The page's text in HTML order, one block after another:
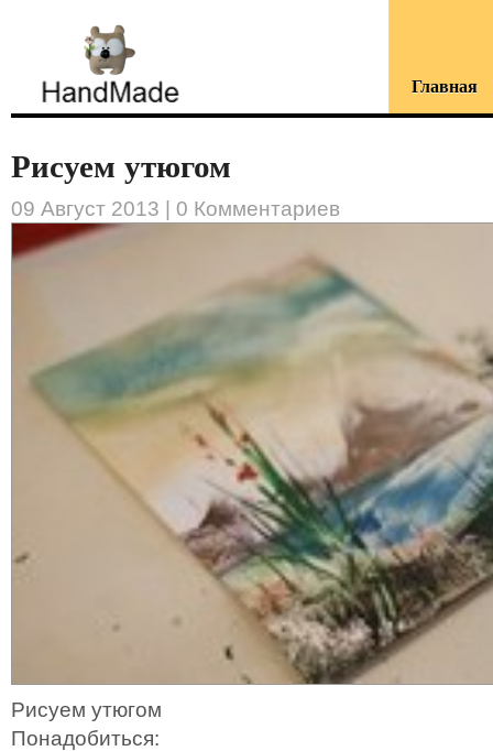
Главная
Рисуем утюгом
09 Август 2013 | 0 Комментариев
Рисуем утюгом
Понадобиться: